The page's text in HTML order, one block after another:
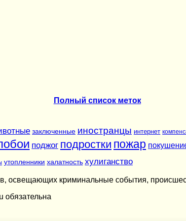
Полный список меток
заключенные иностранцы интернет
поджог подростки пожар
утопленники халатность хулиганство
освещающих криминальные события,
обязательна